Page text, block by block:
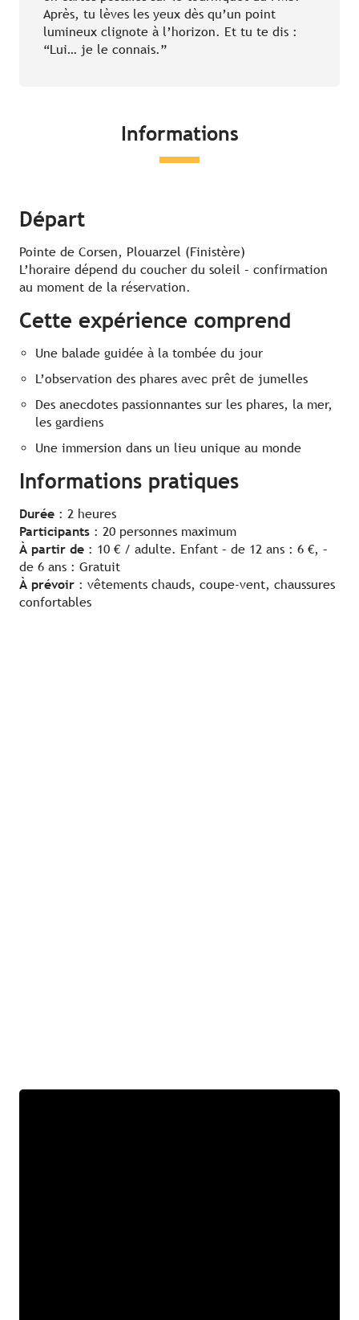
Après, tu lèves les yeux dès qu’un point
lumineux clignote à l’horizon. Et tu te dis :
“Lui… je le connais.”
Informations
Départ
Pointe de Corsen, Plouarzel (Finistère)
L’horaire dépend du coucher du soleil – confirmation
au moment de la réservation.
Cette expérience comprend
Une balade guidée à la tombée du jour
L’observation des phares avec prêt de jumelles
Des anecdotes passionnantes sur les phares, la mer,
les gardiens
Une immersion dans un lieu unique au monde
Informations pratiques
Durée : 2 heures
Participants : 20 personnes maximum
À partir de : 10 € / adulte. Enfant – de 12 ans : 6 €, –
de 6 ans : Gratuit
À prévoir : vêtements chauds, coupe-vent, chaussures
confortables